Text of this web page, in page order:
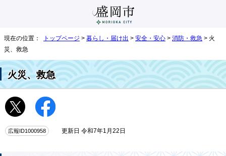
現在の位置： トップページ > 暮らし・届け出 > 安全・安心 > 消防・救急 > 火
災、救急
火災、救急
広報ID1000958 更新日 令和7年1月22日